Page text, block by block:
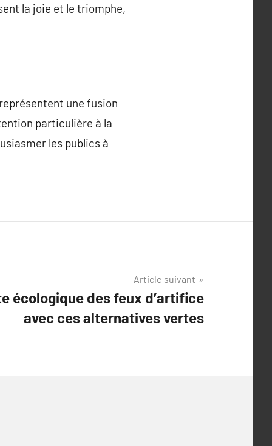
la joie et le triomphe,
une fusion
particulière à la
les publics à
Article suivant
écologique des feux d’artifice
avec ces alternatives vertes